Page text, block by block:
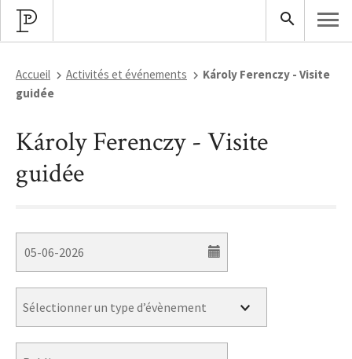
Accueil Activités et événements
Károly Ferenczy - Visite
guidée
Károly Ferenczy - Visite
guidée